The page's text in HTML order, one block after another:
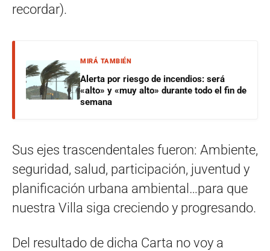
recordar).
MIRÁ TAMBIÉN
Alerta por riesgo de incendios: será
«alto» y «muy alto» durante todo el fin de
semana
Sus ejes trascendentales fueron: Ambiente,
seguridad, salud, participación, juventud y
planificación urbana ambiental…para que
nuestra Villa siga creciendo y progresando.
Del resultado de dicha Carta no voy a